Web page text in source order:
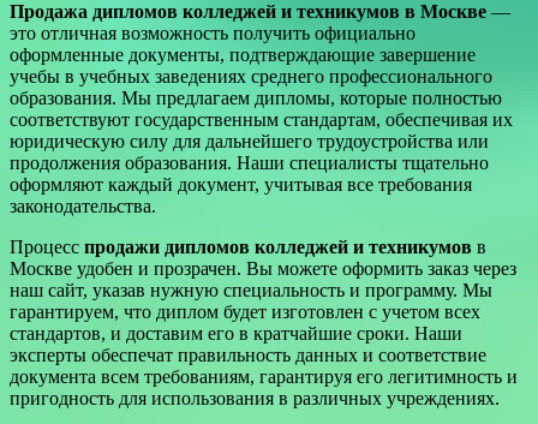
Продажа дипломов колледжей и техникумов в Москве —
это отличная возможность получить официально
оформленные документы, подтверждающие завершение
учебы в учебных заведениях среднего профессионального
образования. Мы предлагаем дипломы, которые полностью
соответствуют государственным стандартам, обеспечивая их
юридическую силу для дальнейшего трудоустройства или
продолжения образования. Наши специалисты тщательно
оформляют каждый документ, учитывая все требования
законодательства.
Процесс продажи дипломов колледжей и техникумов в
Москве удобен и прозрачен. Вы можете оформить заказ через
наш сайт, указав нужную специальность и программу. Мы
гарантируем, что диплом будет изготовлен с учетом всех
стандартов, и доставим его в кратчайшие сроки. Наши
эксперты обеспечат правильность данных и соответствие
документа всем требованиям, гарантируя его легитимность и
пригодность для использования в различных учреждениях.